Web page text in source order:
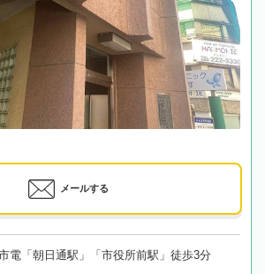
メールする
電「朝日通駅」「市役所前駅」徒歩3分